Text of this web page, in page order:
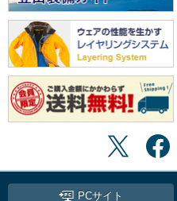
PCサイト